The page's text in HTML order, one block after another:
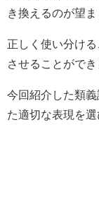
き換えるのが望ま
正しく使い分け
させることができ
今回紹介した類
た適切な表現を選